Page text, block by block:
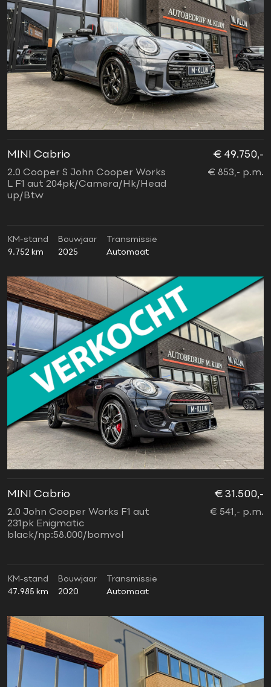
MINI Cabrio
2.0 Cooper S John Cooper Works
L F1 aut 204pk/Camera/Hk/Head
up/Btw
€ 49.750,-
€ 853,- p.m.
KM-stand
9.752 km
Bouwjaar
2025
Transmissie
Automaat
MINI Cabrio
2.0 John Cooper Works F1 aut
231pk Enigmatic
black/np:58.000/bomvol
€ 31.500,-
€ 541,- p.m.
KM-stand
47.985 km
Bouwjaar
2020
Transmissie
Automaat